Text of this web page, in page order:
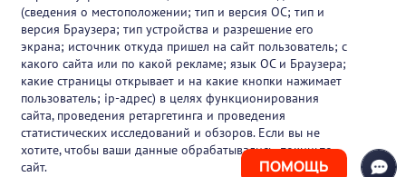
ПОМОЩЬ
Партнеры
О проекте
Вакансии
Блог
Контакты
(сведения о местоположении; тип и версия ОС; тип и
версия Браузера; тип устройства и разрешение его
экрана; источник откуда пришел на сайт пользователь; с
какого сайта или по какой рекламе; язык ОС и Браузера;
какие страницы открывает и на какие кнопки нажимает
пользователь; ip-адрес) в целях функционирования
сайта, проведения ретаргетинга и проведения
статистических исследований и обзоров. Если вы не
хотите, чтобы ваши данные обрабатывались, покиньте
сайт.